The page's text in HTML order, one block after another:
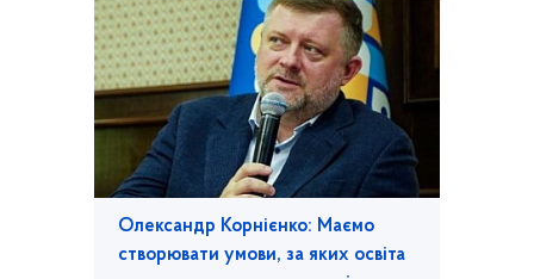
Олександр Корнієнко: Маємо
створювати умови, за яких освіта